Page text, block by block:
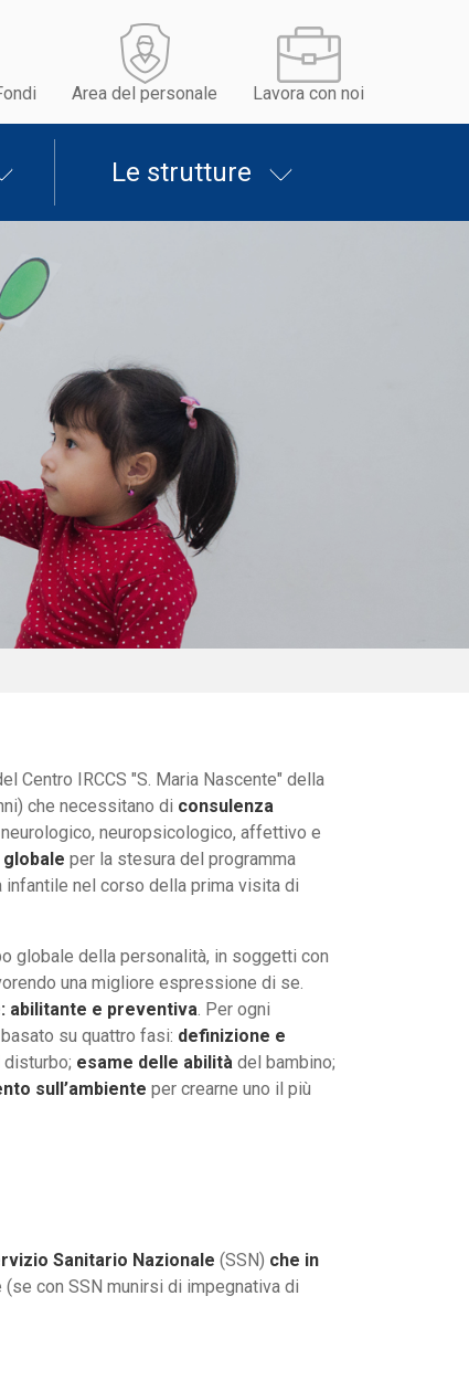
Area del personale Lavora con noi
Le strutture
Centro IRCCS "S. Maria Nascente" della
che necessitano di consulenza
neuropsicologico, affettivo e
per la stesura del programma
nel corso della prima visita di
globale della personalità, in soggetti con
una migliore espressione di se.
abilitante e preventiva. Per ogni
su quattro fasi: definizione e
esame delle abilità del bambino;
sull’ambiente per crearne uno il più
Sanitario Nazionale (SSN) che in
con SSN munirsi di impegnativa di